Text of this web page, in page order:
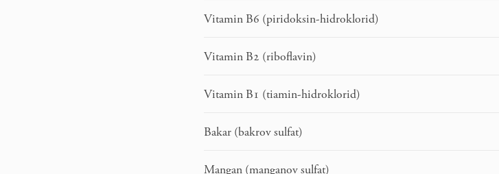
Vitamin B6 (piridoksin-hidroklorid)
Vitamin B2 (riboflavin)
Vitamin B1 (tiamin-hidroklorid)
Bakar (bakrov sulfat)
Mangan (manganov sulfat)